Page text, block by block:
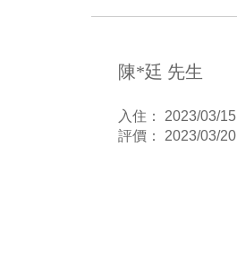
陳*廷 先生
入住： 2023/03/15
評價： 2023/03/20